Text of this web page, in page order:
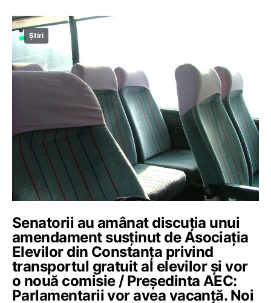
Știri
Senatorii au amânat discuția unui
amendament susținut de Asociația
Elevilor din Constanța privind
transportul gratuit al elevilor și vor
o nouă comisie / Președinta AEC:
Parlamentarii vor avea vacanță. Noi